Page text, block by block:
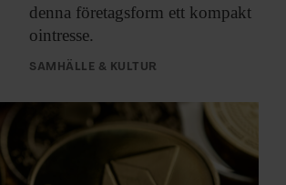
denna företagsform ett kompakt
ointresse.
SAMHÄLLE & KULTUR